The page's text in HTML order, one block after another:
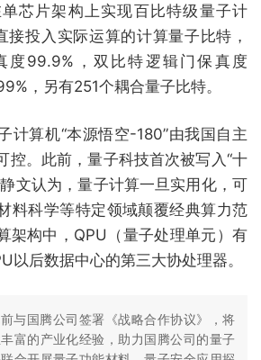
芯片架构上实现百比特级量子计
接投入实际运算的计算量子比特，
度99.9%，双比特逻辑门保真度
，另有251个耦合量子比特。
计算机“本源悟空-180”由我国自主
控。此前，量子科技首次被写入“十
文认为，量子计算一旦实用化，可
料科学等特定领域颠覆经典算力范
架构中，QPU（量子处理单元）有
以后数据中心的第三大协处理器。
前与国腾公司签署《战略合作协议》，将
富的产业化经验，助力国腾公司的量子